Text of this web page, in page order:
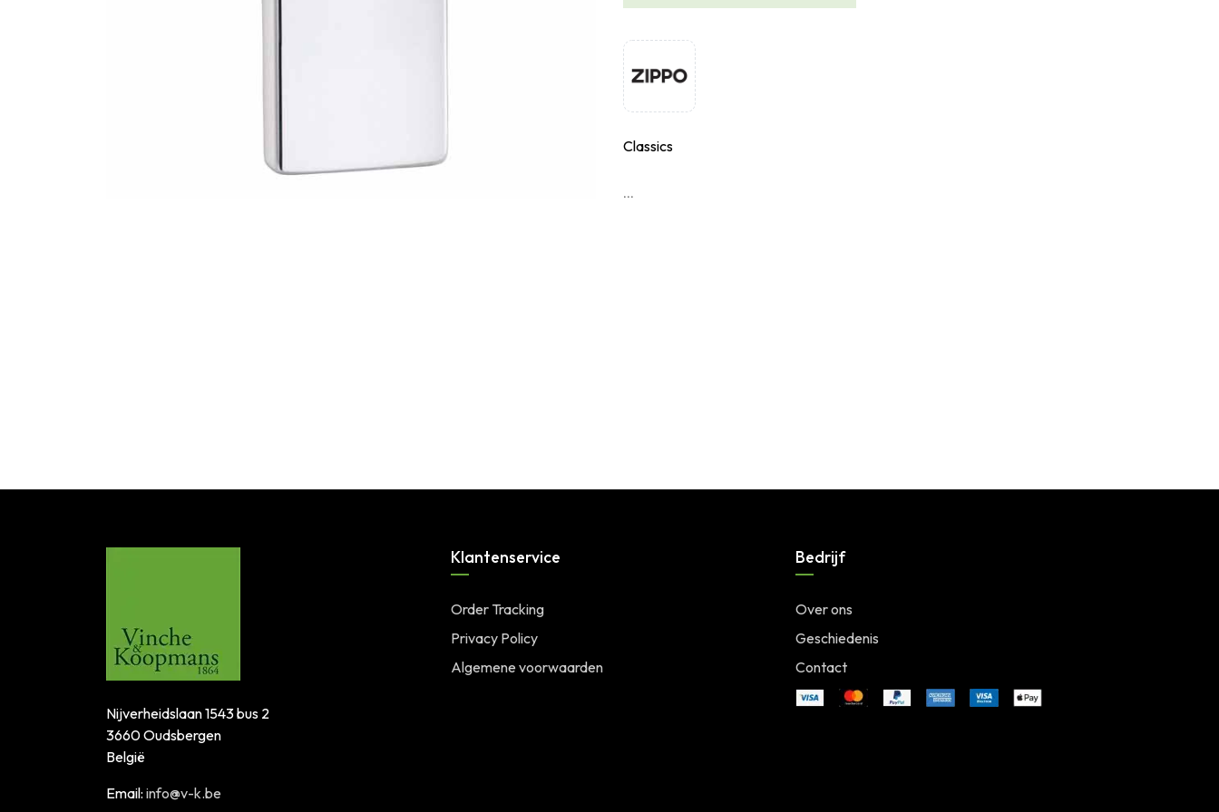
Classics
...
Nijverheidslaan 1543 bus 2
3660 Oudsbergen
België
Email: info@v-k.be
Klantenservice
Order Tracking
Privacy Policy
Algemene voorwaarden
Bedrijf
Over ons
Geschiedenis
Contact